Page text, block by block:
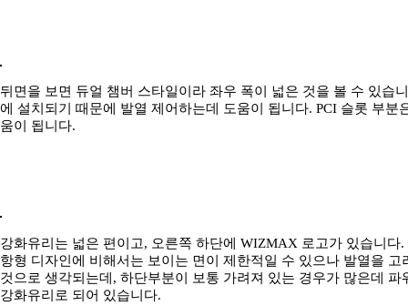
뒤면을 보면 듀얼 챔버 스타일이라 좌우 폭이 넓은 것을 볼 수 있습
에 설치되기 때문에 발열 제어하는데 도움이 됩니다. PCI 슬롯 부분
움이 됩니다.
강화유리는 넓은 편이고, 오른쪽 하단에 WIZMAX 로고가 있습니다
항형 디자인에 비해서는 보이는 면이 제한적일 수 있으나 발열을
것으로 생각되는데, 하단부분이 보통 가려져 있는 경우가 많은데
강화유리로 되어 있습니다.